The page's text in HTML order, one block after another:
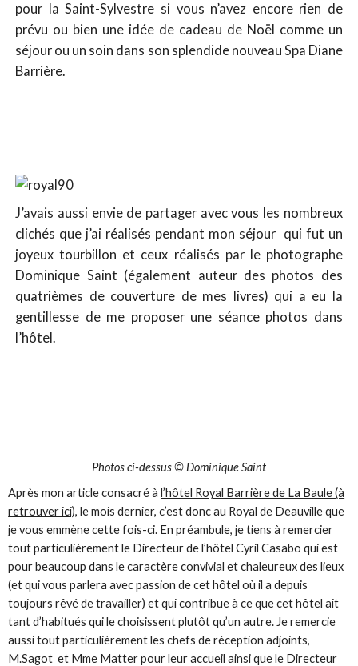
pour la Saint-Sylvestre si vous n’avez encore rien de
prévu ou bien une idée de cadeau de Noël comme un
séjour ou un soin dans son splendide nouveau Spa Diane
Barrière.
J’avais aussi envie de partager avec vous les nombreux
clichés que j’ai réalisés pendant mon séjour qui fut un
joyeux tourbillon et ceux réalisés par le photographe
Dominique Saint (également auteur des photos des
quatrièmes de couverture de mes livres) qui a eu la
gentillesse de me proposer une séance photos dans
l’hôtel.
Photos ci-dessus © Dominique Saint
Après mon article consacré àl’hôtel Royal Barrière de La Baule (à
retrouver ici), le mois dernier, c’est donc au Royal de Deauville que
je vous emmène cette fois-ci. En préambule, je tiens à remercier
tout particulièrement le Directeur de l’hôtel Cyril Casabo qui est
pour beaucoup dans le caractère convivial et chaleureux des lieux
(et qui vous parlera avec passion de cet hôtel où il a depuis
toujours rêvé de travailler) et qui contribue à ce que cet hôtel ait
tant d’habitués qui le choisissent plutôt qu’un autre. Je remercie
aussi tout particulièrement les chefs de réception adjoints,
M.Sagot et Mme Matter pour leur accueil ainsi que le Directeur